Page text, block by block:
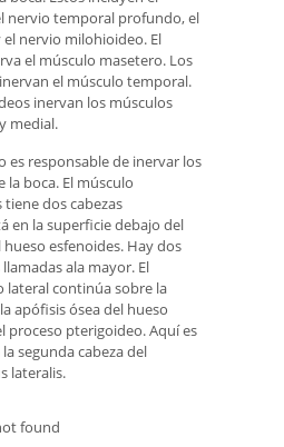
nervio temporal profundo, el
nervio milohioideo. El
el músculo masetero. Los
el músculo temporal.
inervan los músculos
medial.
es responsable de inervar los
la boca. El músculo
dos cabezas
en la superficie debajo del
esfenoides. Hay dos
ala mayor. El
lateral continúa sobre la
apófisis ósea del hueso
proceso pterigoideo. Aquí es
segunda cabeza del
lateralis.
found